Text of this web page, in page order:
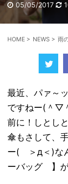
05/05/2017
HOME > NEWS > 雨
最近、パァ～
ですねー(＾▽
前に！しとし
傘もさして、
ー( ＞д＜)な
ーバッグ 】が